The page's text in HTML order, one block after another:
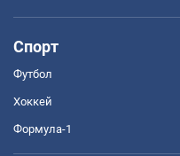
Спорт
Футбол
Хоккей
Формула-1